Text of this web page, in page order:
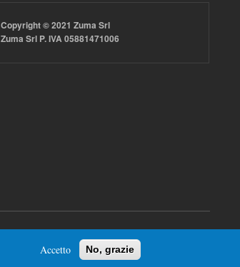
Copyright © 2021 Zuma Srl
Zuma Srl P. IVA 05881471006
Accetto No, grazie